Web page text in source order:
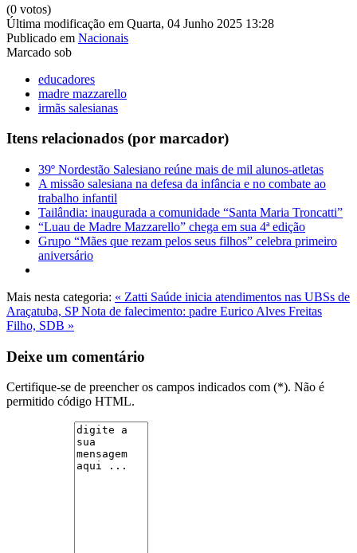
(0 votos)
Última modificação em Quarta, 04 Junho 2025 13:28
Publicado em Nacionais
Marcado sob
educadores
madre mazzarello
irmãs salesianas
Itens relacionados (por marcador)
39º Nordestão Salesiano reúne mais de mil alunos-atletas
A missão salesiana na defesa da infância e no combate ao
trabalho infantil
Tailândia: inaugurada a comunidade “Santa Maria Troncatti”
“Luau de Madre Mazzarello” chega em sua 4ª edição
Grupo “Mães que rezam pelos seus filhos” celebra primeiro
aniversário
Mais nesta categoria: « Zatti Saúde inicia atendimentos nas UBSs de
Araçatuba, SPNota de falecimento: padre Eurico Alves Freitas
Filho, SDB »
Deixe um comentário
Certifique-se de preencher os campos indicados com (*). Não é
permitido código HTML.